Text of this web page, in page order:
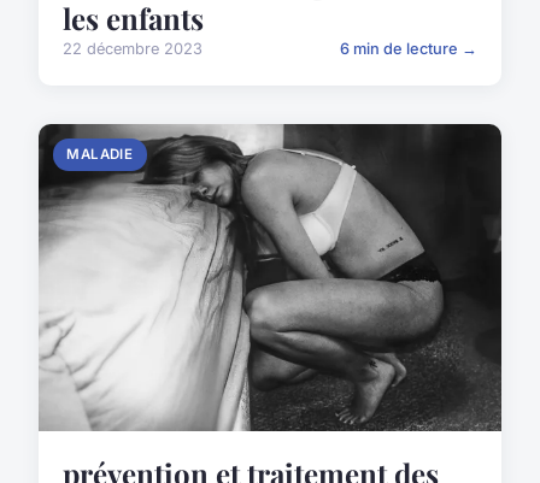
les enfants
22 décembre 2023 6 min de lecture →
MALADIE
prévention et traitement des